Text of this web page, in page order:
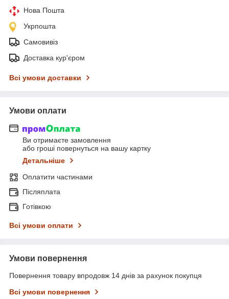
Нова Пошта
Укрпошта
Самовивіз
Доставка кур'єром
Всі умови доставки
Умови оплати
Ви отримаєте замовлення
або гроші повернуться на вашу картку
Детальніше
Оплатити частинами
Післяплата
Готівкою
Всі умови оплати
Умови повернення
Повернення товару впродовж 14 днів за рахунок покупця
Всі умови повернення